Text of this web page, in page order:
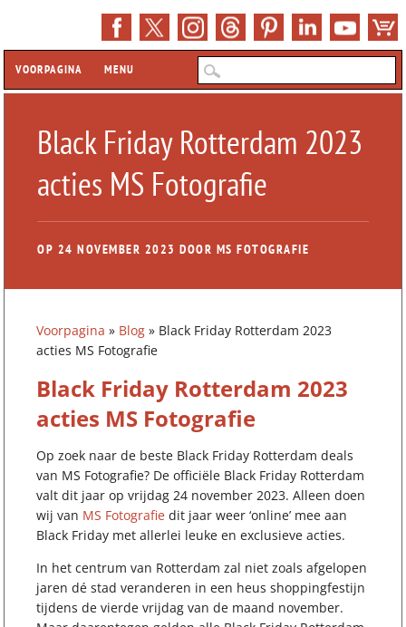
Hoofdmenu
VOORPAGINA MENU
Black Friday Rotterdam 2023
acties MS Fotografie
OP 24 NOVEMBER 2023 DOOR MS FOTOGRAFIE
Voorpagina » Blog » Black Friday Rotterdam 2023
acties MS Fotografie
Black Friday Rotterdam 2023
acties MS Fotografie
Op zoek naar de beste Black Friday Rotterdam deals
van MS Fotografie? De officiële Black Friday Rotterdam
valt dit jaar op vrijdag 24 november 2023. Alleen doen
wij van MS Fotografie dit jaar weer ‘online’ mee aan
Black Friday met allerlei leuke en exclusieve acties.
In het centrum van Rotterdam zal niet zoals afgelopen
jaren dé stad veranderen in een heus shoppingfestijn
tijdens de vierde vrijdag van de maand november.